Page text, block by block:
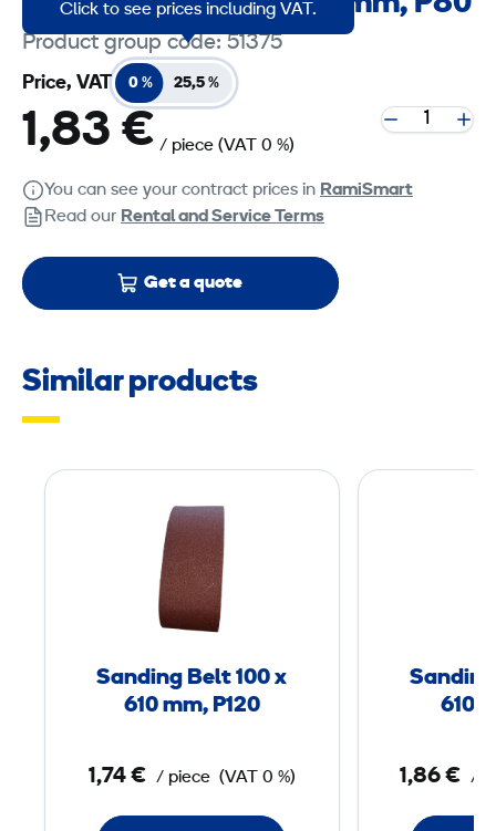
Product group code: 51375
Click to see prices including VAT.
Price, VAT 0 % 25,5 %
1,83 € / piece (VAT 0 %)
You can see your contract prices in RamiSmart
Read our Rental and Service Terms
Get a quote
Similar products
a
d
i
n
g
t
1
Sanding Belt 100 x
610 mm, P120
1,74 € / piece (VAT 0 %)
610
1,86 € /